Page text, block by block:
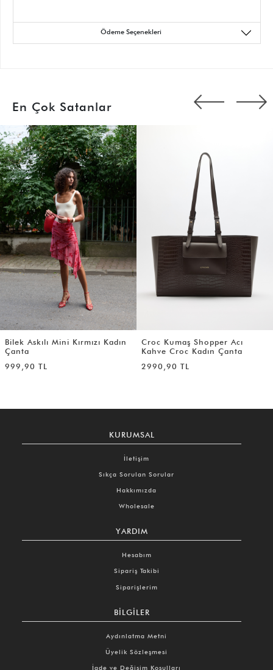
Ödeme Seçenekleri
En Çok Satanlar
Bilek Askılı Mini Kırmızı Kadın
Çanta
999,90 TL
Croc Kumaş Shopper Acı
Kahve Croc Kadın Çanta
2990,90 TL
KURUMSAL
İletişim
Sıkça Sorulan Sorular
Hakkımızda
Wholesale
YARDIM
Hesabım
Sipariş Takibi
Siparişlerim
BILGILER
Aydınlatma Metni
Üyelik Sözleşmesi
İade ve Değişim Koşulları